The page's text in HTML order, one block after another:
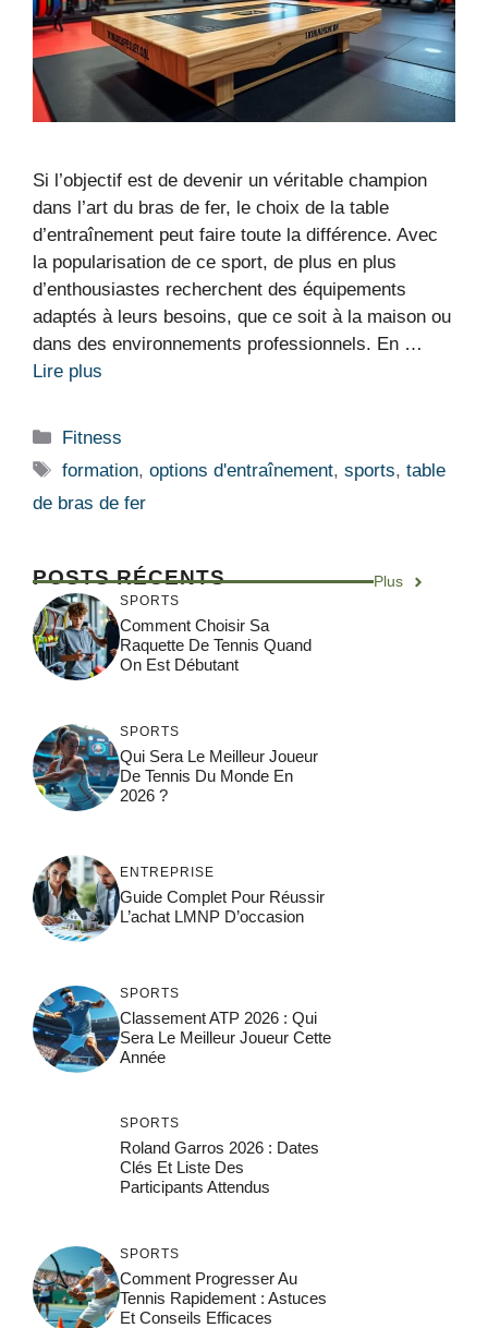
Si l’objectif est de devenir un véritable champion
dans l’art du bras de fer, le choix de la table
d’entraînement peut faire toute la différence. Avec
la popularisation de ce sport, de plus en plus
d’enthousiastes recherchent des équipements
adaptés à leurs besoins, que ce soit à la maison ou
dans des environnements professionnels. En …
Lire plus
Catégories
Fitness
Étiquettes
formation,options d'entraînement,sports,table
de bras de fer
POSTS RÉCENTS Plus
SPORTS
Comment Choisir Sa
Raquette De Tennis Quand
On Est Débutant
SPORTS
Qui Sera Le Meilleur Joueur
De Tennis Du Monde En
2026 ?
ENTREPRISE
Guide Complet Pour Réussir
L’achat LMNP D’occasion
SPORTS
Classement ATP 2026 : Qui
Sera Le Meilleur Joueur Cette
Année
SPORTS
Roland Garros 2026 : Dates
Clés Et Liste Des
Participants Attendus
SPORTS
Comment Progresser Au
Tennis Rapidement : Astuces
Et Conseils Efficaces